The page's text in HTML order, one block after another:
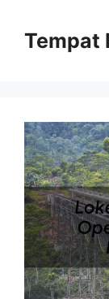
contentTempat